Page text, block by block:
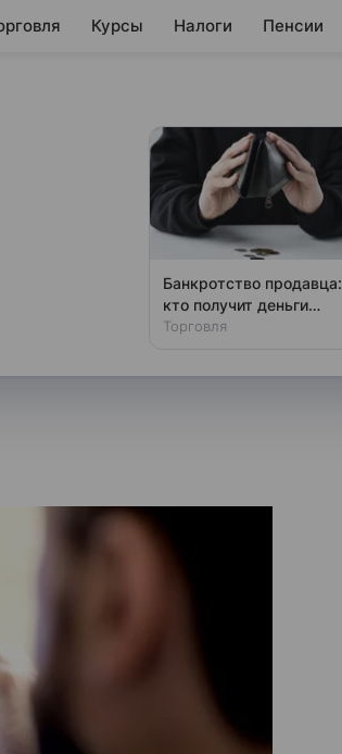
Курсы Налоги Пенсии
ситуации
Банкротство продавца:
кто получит деньги
первым
Торговля